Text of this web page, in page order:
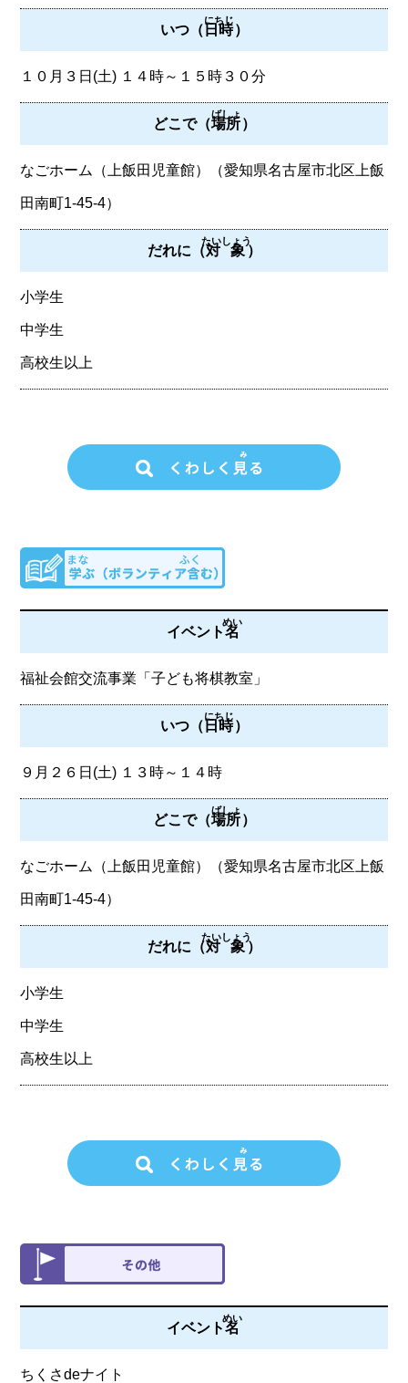
いつ（日時
にちじ
）
１０月３日(土) １４時～１５時３０分
どこで（場所
ばしょ
）
なごホーム（上飯田児童館）（愛知県名古屋市北区上飯
田南町1-45-4）
だれに（対象
たいしょう
）
小学生
中学生
高校生以上
イベント名
めい
福祉会館交流事業「子ども将棋教室」
いつ（日時
にちじ
）
９月２６日(土) １３時～１４時
どこで（場所
ばしょ
）
なごホーム（上飯田児童館）（愛知県名古屋市北区上飯
田南町1-45-4）
だれに（対象
たいしょう
）
小学生
中学生
高校生以上
イベント名
めい
ちくさdeナイト